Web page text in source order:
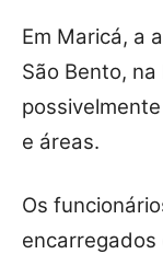
Em Maricá, a
São Bento,
e áreas.
Os